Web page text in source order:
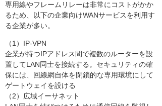
専用線やフレームリレーは非常にコストがかか
るため、以下の企業向けWANサービスを利用す
る企業が多い。
（1）IP-VPN
企業が持つIPアドレス間で複数のルーターを設
置してLAN同士を接続する。セキュリティの確
保には、回線網自体を閉鎖的な専用環境にして
ゲートウェイを設ける
（2）広域イーサネット